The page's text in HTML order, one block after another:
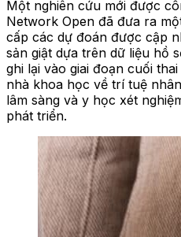
Một nghiên cứu mới được
Network Open đã đưa ra
cấp các dự đoán được cập
sản giật dựa trên dữ liệu hồ
ghi lại vào giai đoạn cuối
nhà khoa học về trí tuệ
lâm sàng và y học xét
phát triển.